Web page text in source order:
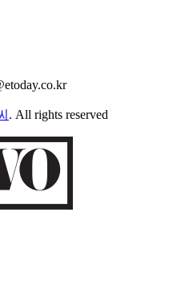
. All rights reserved